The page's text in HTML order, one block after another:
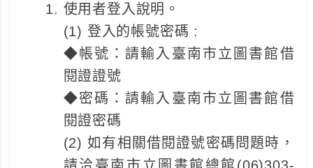
使用者登入說明。
(1) 登入的帳號密碼 :
◆帳號：請輸入臺南市立圖書館借
閱證證號
◆密碼：請輸入臺南市立圖書館借
閱證密碼
(2) 如有相關借閱證號密碼問題時，